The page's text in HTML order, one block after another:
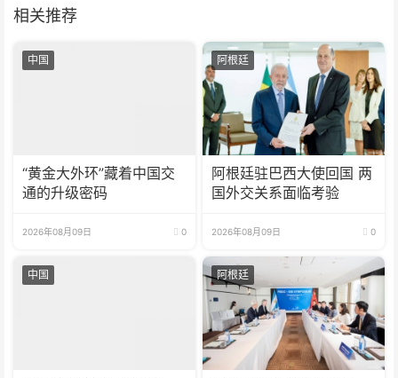
相关推荐
中国
“黄金大外环”藏着中国交
通的升级密码
2026年08月09日 0
阿根廷
阿根廷驻巴西大使回国 两
国外交关系面临考验
2026年08月09日 0
中国 阿根廷